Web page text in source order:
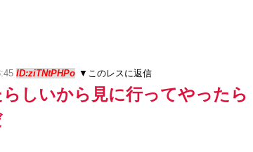
ID:ziTNtPHPo ▼このレスに返信
しいから見に行ってやったら